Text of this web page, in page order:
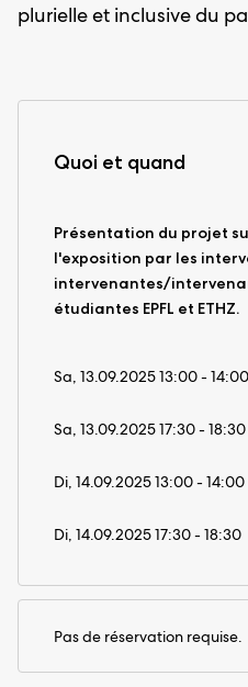
plurielle et inclusive du
Quoi et quand
Présentation du projet
l'exposition par les
intervenantes/
étudiantes EPFL et ETHZ.
Sa, 13.09.2025 13:00 - 14:00
Sa, 13.09.2025 17:30 - 18:30
Di, 14.09.2025 13:00 - 14:00
Di, 14.09.2025 17:30 - 18:30
Pas de réservation requise.